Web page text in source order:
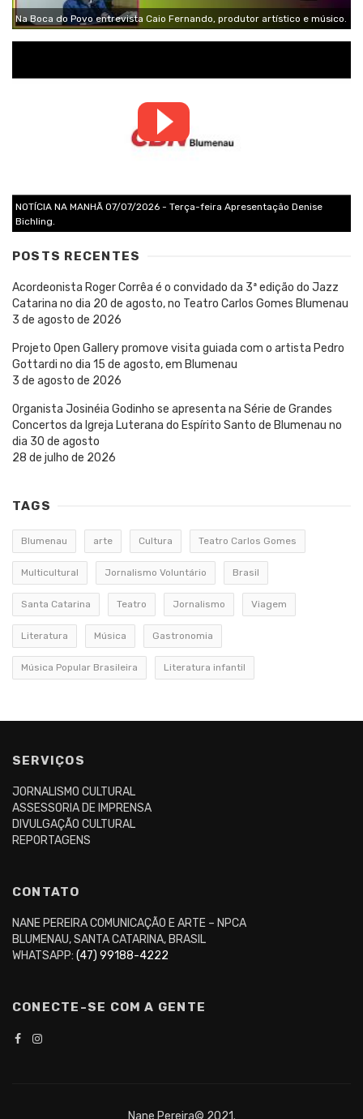
Na Boca do Povo entrevista Caio Fernando, produtor artístico e músico.
NOTÍCIA NA MANHÃ 07/07/2026 - Terça-feira Apresentação Denise
Bichling.
POSTS RECENTES
Acordeonista Roger Corrêa é o convidado da 3ª edição do Jazz
Catarina no dia 20 de agosto, no Teatro Carlos Gomes Blumenau
3 de agosto de 2026
Projeto Open Gallery promove visita guiada com o artista Pedro
Gottardi no dia 15 de agosto, em Blumenau
3 de agosto de 2026
Organista Josinéia Godinho se apresenta na Série de Grandes
Concertos da Igreja Luterana do Espírito Santo de Blumenau no
dia 30 de agosto
28 de julho de 2026
TAGS
Blumenau arte Cultura Teatro Carlos Gomes
Multicultural Jornalismo Voluntário Brasil
Santa Catarina Teatro Jornalismo Viagem
Literatura Música Gastronomia
Música Popular Brasileira Literatura infantil
SERVIÇOS
JORNALISMO CULTURAL
ASSESSORIA DE IMPRENSA
DIVULGAÇÃO CULTURAL
REPORTAGENS
CONTATO
NANE PEREIRA COMUNICAÇÃO E ARTE – NPCA
BLUMENAU, SANTA CATARINA, BRASIL
WHATSAPP: (47) 99188-4222
CONECTE-SE COM A GENTE
Nane Pereira© 2021.